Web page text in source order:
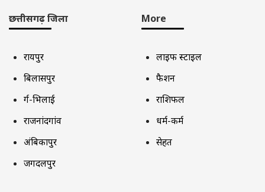
छत्तीसगढ़ जिला
रायपुर
बिलासपुर
दुर्ग-भिलाई
राजनांदगांव
अंबिकापुर
जगदलपुर
More
लाइफ स्टाइल
फैशन
राशिफल
धर्म-कर्म
सेहत